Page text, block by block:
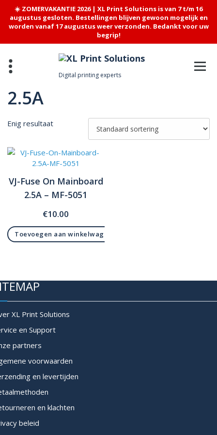
☀️ ZOMERVAKANTIE 2026 | XL Print Solutions is van 7 t/m 16
augustus gesloten. Bestellingen blijven gewoon mogelijk en
worden vanaf 17 augustus weer verzonden. Bedankt voor uw
begrip!
content
Digital printing experts
2.5A
Enig resultaat
VJ-Fuse On Mainboard
2.5A – MF-5051
€10.00
Toevoegen aan winkelwagen
XL Print Solutions
en Support
partners
voorwaarden
en levertijden
en klachten
beleid